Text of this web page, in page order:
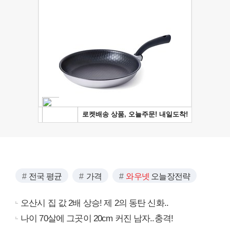
전국 평균 가격 와우넷 오늘장전략
오산시 집 값 2배 상승! 제 2의 동탄 신화..
나이 70살에 그곳이 20cm 커진 남자..충격!